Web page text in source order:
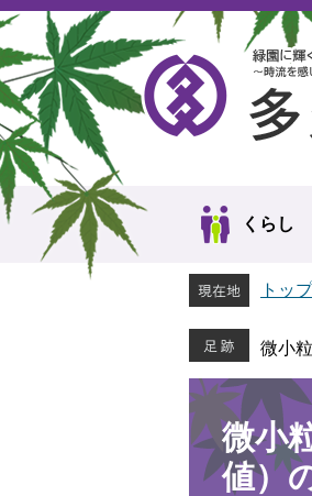
ペ
ー
ジ
の
先
頭
で
す。
メ
ニ
ュ
ー
を
飛
ば
し
て
本
くらし
トッ
微小
本
文
微小
値）